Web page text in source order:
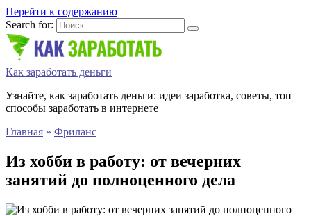
Перейти к содержанию
Search for:
Как заработать деньги
Узнайте, как заработать деньги: идеи заработка, советы, топ
способы заработать в интернете
Главная » Фриланс
Из хобби в работу: от вечерних
занятий до полноценного дела